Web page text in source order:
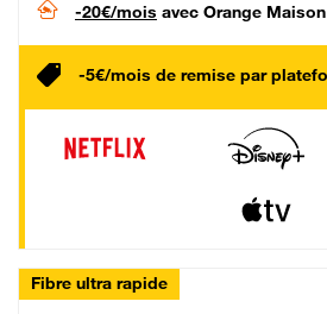
-20€/mois avec Orange
-5€/mois de remise par
Fibre ultra rapide